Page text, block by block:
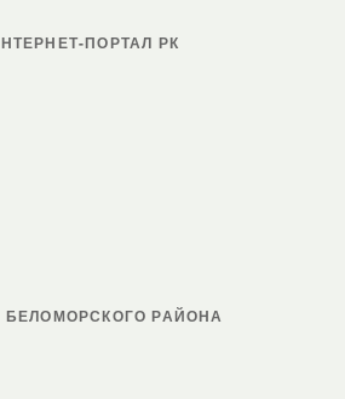
ПОРТАЛ РК
РАЙОНА